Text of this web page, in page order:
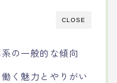
CLOSE
の一般的な傾向
く魅力とやりがい